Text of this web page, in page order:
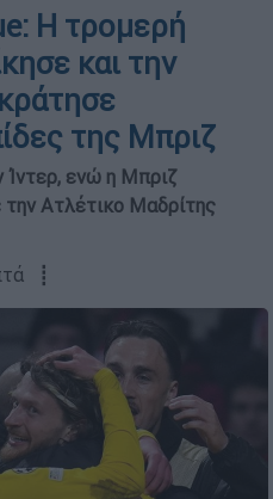
Η τρομερή
και την
της Μπριζ
Ίντερ, ενώ η Μπριζ
την Ατλέτικο Μαδρίτης
┋